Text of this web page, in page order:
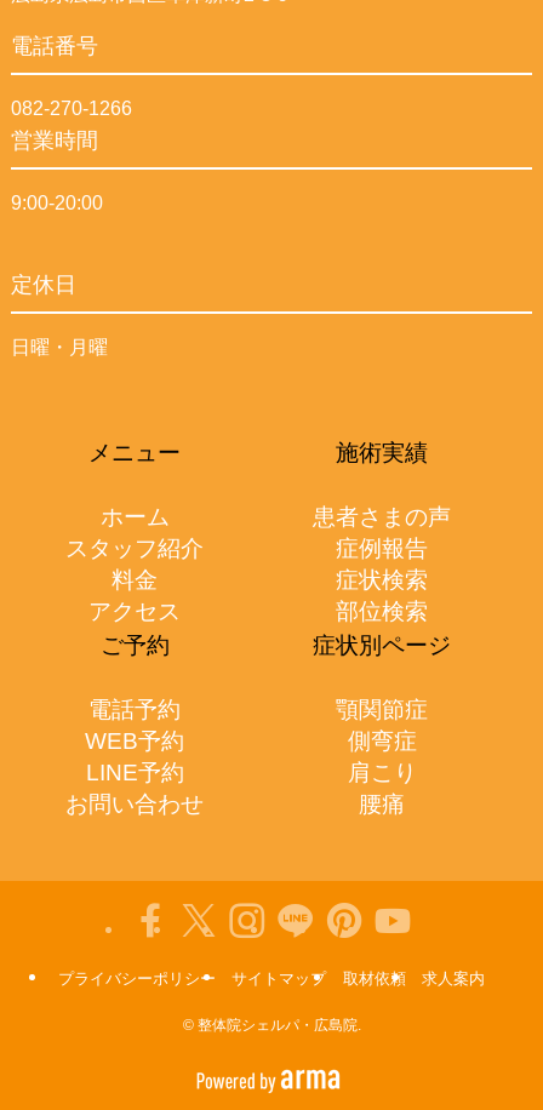
電話番号
082-270-1266
営業時間
9:00-20:00
定休日
日曜・月曜
メニュー
ホーム
スタッフ紹介
料金
アクセス
施術実績
患者さまの声
症例報告
症状検索
部位検索
ご予約
電話予約
WEB予約
LINE予約
お問い合わせ
症状別ページ
顎関節症
側弯症
肩こり
腰痛
プライバシーポリシー サイトマップ 取材依頼 求人案内
©整体院シェルパ・広島院.